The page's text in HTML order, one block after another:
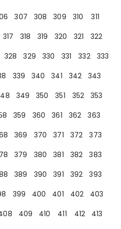
307 308 309 310
311
317 318 319 320 321
322
328 329 330 331 332
333
339 340 341 342
343
349 350 351 352
353
359 360 361 362
363
369 370 371 372
373
379 380 381 382
383
389 390 391 392
393
399 400 401 402
403
409 410 411 412
413